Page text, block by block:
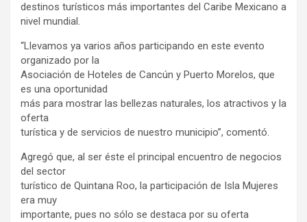
destinos turísticos más importantes del Caribe Mexicano a
nivel mundial.
“Llevamos ya varios años participando en este evento
organizado por la
Asociación de Hoteles de Cancún y Puerto Morelos, que
es una oportunidad
más para mostrar las bellezas naturales, los atractivos y la
oferta
turística y de servicios de nuestro municipio”, comentó.
Agregó que, al ser éste el principal encuentro de negocios
del sector
turístico de Quintana Roo, la participación de Isla Mujeres
era muy
importante, pues no sólo se destaca por su oferta